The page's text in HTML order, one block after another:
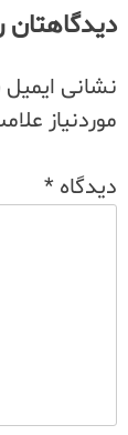
دیدگاهتان
نشانی
موردنیاز
دیدگاه *